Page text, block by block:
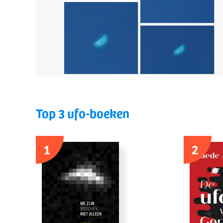
Top 3 ufo-boeken
1
2